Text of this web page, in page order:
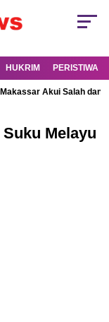
HUKRIM PERISTIWA
Akui Salah dan
Melayu